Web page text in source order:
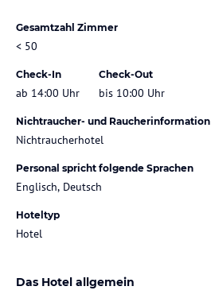
Gesamtzahl Zimmer
< 50
Check-In
ab 14:00 Uhr
Check-Out
bis 10:00 Uhr
Nichtraucher- und Raucherinformation
Nichtraucherhotel
Personal spricht folgende Sprachen
Englisch, Deutsch
Hoteltyp
Hotel
Das Hotel allgemein